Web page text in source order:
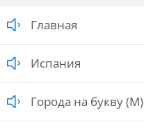
Главная
Испания
Города на букву (М)